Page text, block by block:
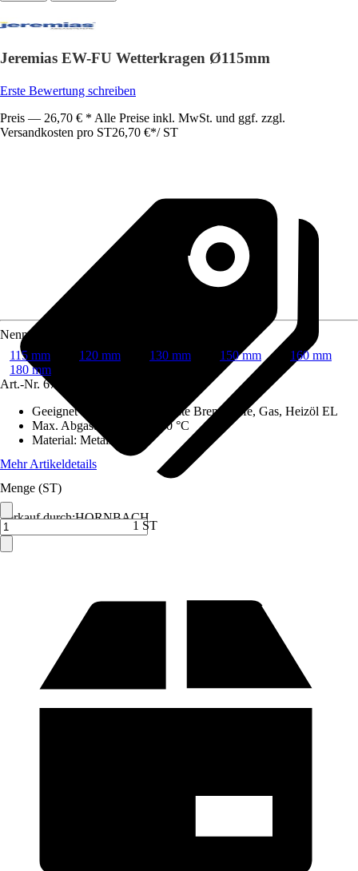
Jeremias EW-FU Wetterkragen Ø115mm
Erste Bewertung schreiben
Preis — 26,70 € * Alle Preise inkl. MwSt. und ggf. zzgl.
Versandkosten pro ST26,70 €*/ ST
Verkauf durch:HORNBACH
Nenndurchmesser
115 mm
120 mm 130 mm 150 mm
160 mm
180 mm
Art.-Nr. 6795902
Geeignet für Brennstoffe
Feste Brennstoffe, Gas, Heizöl EL
Max. Abgastemperatur
600 °C
Material: Metall
Mehr Artikeldetails
Menge (ST)
1 ST